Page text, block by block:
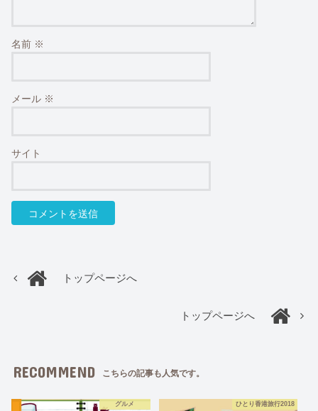
名前 ※
メール ※
サイト
トップページへ
トップページへ
RECOMMEND こちらの記事も人気です。
グルメ ひとり香港旅行2018